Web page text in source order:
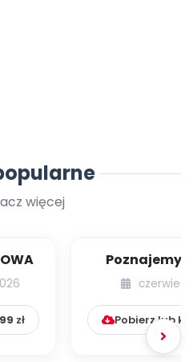
więcej
zł
Poznajemy
czerwiec
Pobierz lub